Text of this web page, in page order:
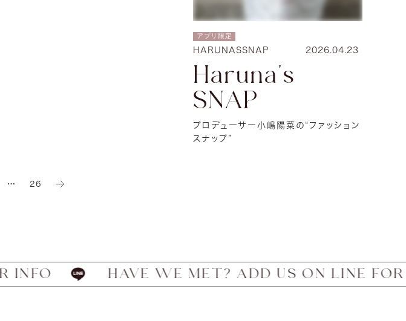
アプリ限定
HARUNASSNAP 2026.04.23
Haruna's
SNAP
プロデューサー小嶋陽菜の“ファッション
スナップ”
… 26
HAVE WE MET? ADD US ON LINE FOR INFO